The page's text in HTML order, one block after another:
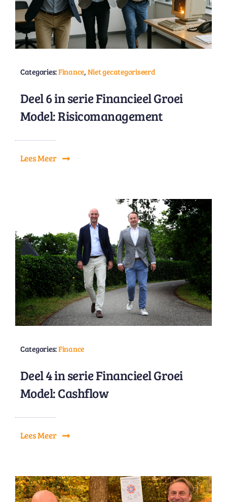
Categories:Finance, Niet gecategoriseerd
Deel 6 in serie Financieel Groei
Model: Risicomanagement
Lees Meer
Categories:Finance
Deel 4 in serie Financieel Groei
Model: Cashflow
Lees Meer